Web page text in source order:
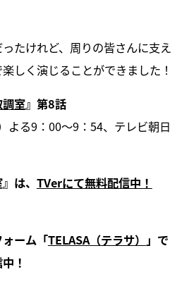
たけれど、周りの皆さんに支え
しく演じることができました！
室』第8話
よる9：00～9：54、テレビ朝日
は、 TVerにて無料配信中！
ーム「TELASA（テラサ） 」で
！